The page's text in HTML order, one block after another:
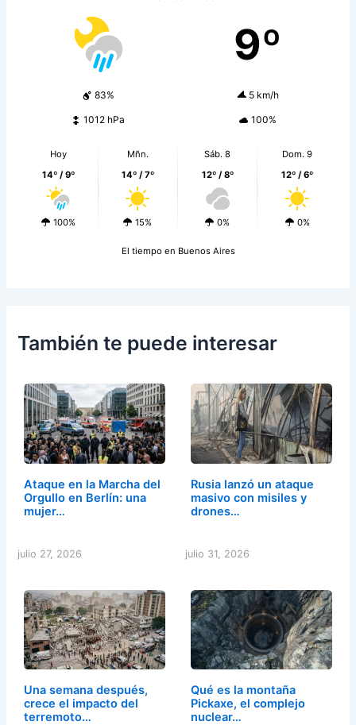
9º
83% 5 km/h
1012 hPa 100%
Hoy
14º / 9º
100%
Mñn.
14º / 7º
15%
Sáb. 8
12º / 8º
0%
Dom. 9
12º / 6º
0%
El tiempo en Buenos Aires
También te puede interesar
Ataque en la Marcha del
Orgullo en Berlín: una
mujer…
julio 27, 2026
Rusia lanzó un ataque
masivo con misiles y
drones…
julio 31, 2026
Una semana después,
crece el impacto del
terremoto…
Qué es la montaña
Pickaxe, el complejo
nuclear…